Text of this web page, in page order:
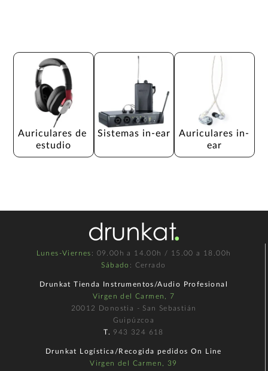
Auriculares de
estudio
Sistemas in-ear
Auriculares in-
ear
Lunes-Viernes : 09.00h a 14.00h / 15.00 a 18.00h
Sábado : Cerrado
Drunkat Tienda Instrumentos/Audio Profesional
Virgen del Carmen, 7
20012 Donostia - San Sebastián
Guipúzcoa
T. 943 324 618
Drunkat Logística/Recogida pedidos On Line
Virgen del Carmen, 39